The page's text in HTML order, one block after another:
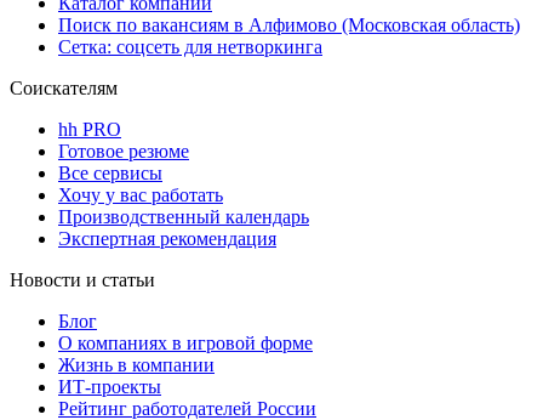
Поиск по вакансиям в Алфимово (Московская область)
Сетка: соцсеть для нетворкинга
Соискателям
hh PRO
Готовое резюме
Все сервисы
Хочу у вас работать
Производственный календарь
Экспертная рекомендация
Новости и статьи
Блог
О компаниях в игровой форме
Жизнь в компании
ИТ-проекты
Рейтинг работодателей России